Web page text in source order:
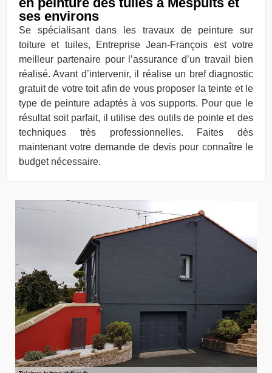
ses environs
Se spécialisant dans les travaux de peinture sur
toiture et tuiles, Entreprise Jean-François est votre
meilleur partenaire pour l’assurance d’un travail bien
réalisé. Avant d’intervenir, il réalise un bref diagnostic
gratuit de votre toit afin de vous proposer la teinte et le
type de peinture adaptés à vos supports. Pour que le
résultat soit parfait, il utilise des outils de pointe et des
techniques très professionnelles. Faites dès
maintenant votre demande de devis pour connaître le
budget nécessaire.